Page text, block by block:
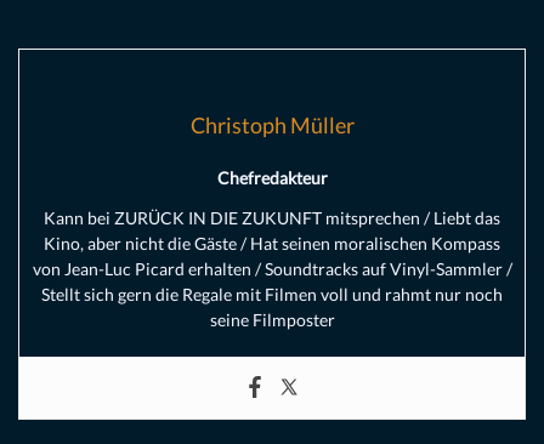
Christoph Müller
Chefredakteur
Kann bei ZURÜCK IN DIE ZUKUNFT mitsprechen / Liebt das
Kino, aber nicht die Gäste / Hat seinen moralischen Kompass
von Jean-Luc Picard erhalten / Soundtracks auf Vinyl-Sammler /
Stellt sich gern die Regale mit Filmen voll und rahmt nur noch
seine Filmposter